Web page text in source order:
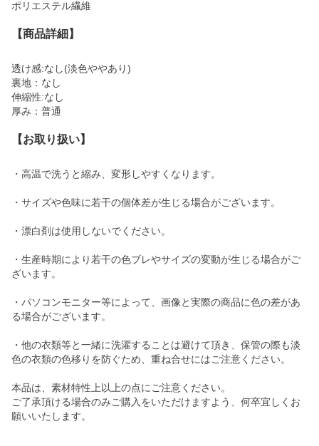
ポリエステル繊維
【商品詳細】
透け感:なし(淡色ややあり)
裏地：なし
伸縮性:なし
厚み：普通
【お取り扱い】
・高温で洗うと縮み、変形しやすくなります。
・サイズや色味に若干の個体差が生じる場合がございます。
・漂白剤は使用しないでください。
・生産時期により若干の色ブレやサイズの変動が生じる場合がご
ざいます。
・パソコンモニター等によって、画像と実際の商品に色の差があ
る場合がございます。
・他の衣類等と一緒に洗濯することは避けて頂き、保管の際も淡
色の衣類の色移りを防ぐため、重ね合せにはご注意ください。
本品は、素材特性上以上の点にご注意ください。
ご了承頂ける場合のみご購入をいただけますよう、何卒宜しくお
願いいたします。